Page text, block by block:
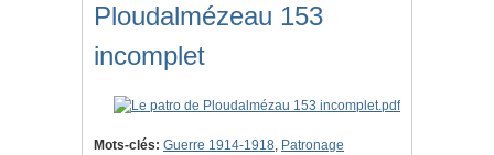
Ploudalmézeau 153
incomplet
Mots-clés: Guerre 1914-1918, Patronage